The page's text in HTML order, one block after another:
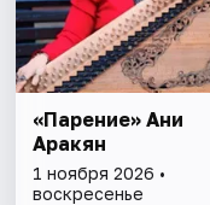
«Парение» Ани
Аракян
1 ноября 2026 •
воскресенье